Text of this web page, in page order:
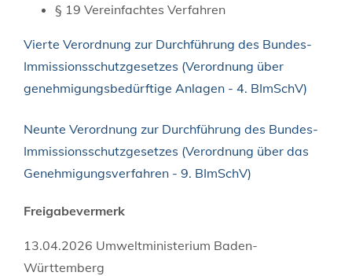
§ 19 Vereinfachtes Verfahren
Vierte Verordnung zur Durchführung des Bundes-
Immissionsschutzgesetzes (Verordnung über
genehmigungsbedürftige Anlagen - 4. BImSchV)
Neunte Verordnung zur Durchführung des Bundes-
Immissionsschutzgesetzes (Verordnung über das
Genehmigungsverfahren - 9. BImSchV)
Freigabevermerk
13.04.2026 Umweltministerium Baden-
Württemberg